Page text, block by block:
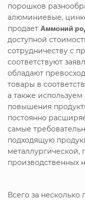
порошков
алюминиевые,
продает Аммоний
доступной
сотрудничеству с
соответствуют
обладают
товары в
а также
повышения
постоянно
самые
подходящую
производственных
Всего за